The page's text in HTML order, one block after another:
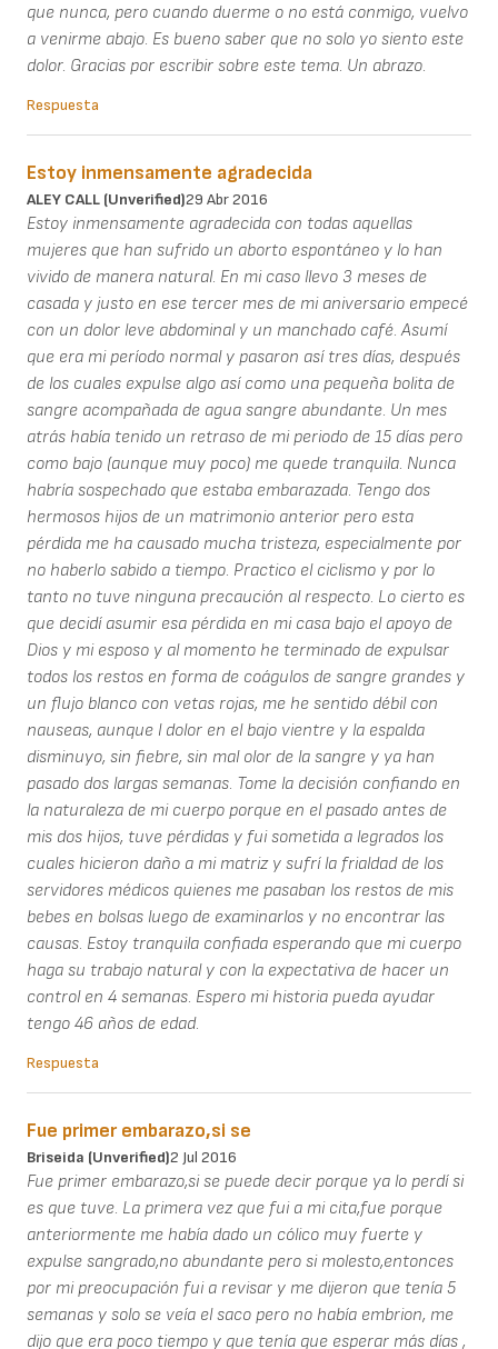
que nunca, pero cuando duerme o no está conmigo, vuelvo
a venirme abajo. Es bueno saber que no solo yo siento este
dolor. Gracias por escribir sobre este tema. Un abrazo.
Respuesta
Estoy inmensamente agradecida
ALEY CALL (unverified)29 Abr 2016
Estoy inmensamente agradecida con todas aquellas
mujeres que han sufrido un aborto espontáneo y lo han
vivido de manera natural. En mi caso llevo 3 meses de
casada y justo en ese tercer mes de mi aniversario empecé
con un dolor leve abdominal y un manchado café. Asumí
que era mi período normal y pasaron así tres días, después
de los cuales expulse algo así como una pequeña bolita de
sangre acompañada de agua sangre abundante. Un mes
atrás había tenido un retraso de mi periodo de 15 días pero
como bajo (aunque muy poco) me quede tranquila. Nunca
habría sospechado que estaba embarazada. Tengo dos
hermosos hijos de un matrimonio anterior pero esta
pérdida me ha causado mucha tristeza, especialmente por
no haberlo sabido a tiempo. Practico el ciclismo y por lo
tanto no tuve ninguna precaución al respecto. Lo cierto es
que decidí asumir esa pérdida en mi casa bajo el apoyo de
Dios y mi esposo y al momento he terminado de expulsar
todos los restos en forma de coágulos de sangre grandes y
un flujo blanco con vetas rojas, me he sentido débil con
nauseas, aunque l dolor en el bajo vientre y la espalda
disminuyo, sin fiebre, sin mal olor de la sangre y ya han
pasado dos largas semanas. Tome la decisión confiando en
la naturaleza de mi cuerpo porque en el pasado antes de
mis dos hijos, tuve pérdidas y fui sometida a legrados los
cuales hicieron daño a mi matriz y sufrí la frialdad de los
servidores médicos quienes me pasaban los restos de mis
bebes en bolsas luego de examinarlos y no encontrar las
causas. Estoy tranquila confiada esperando que mi cuerpo
haga su trabajo natural y con la expectativa de hacer un
control en 4 semanas. Espero mi historia pueda ayudar
tengo 46 años de edad.
Respuesta
Fue primer embarazo,si se
Briseida (unverified)2 Jul 2016
Fue primer embarazo,si se puede decir porque ya lo perdí si
es que tuve. La primera vez que fui a mi cita,fue porque
anteriormente me había dado un cólico muy fuerte y
expulse sangrado,no abundante pero si molesto,entonces
por mi preocupación fui a revisar y me dijeron que tenía 5
semanas y solo se veía el saco pero no había embrion, me
dijo que era poco tiempo y que tenía que esperar más días ,